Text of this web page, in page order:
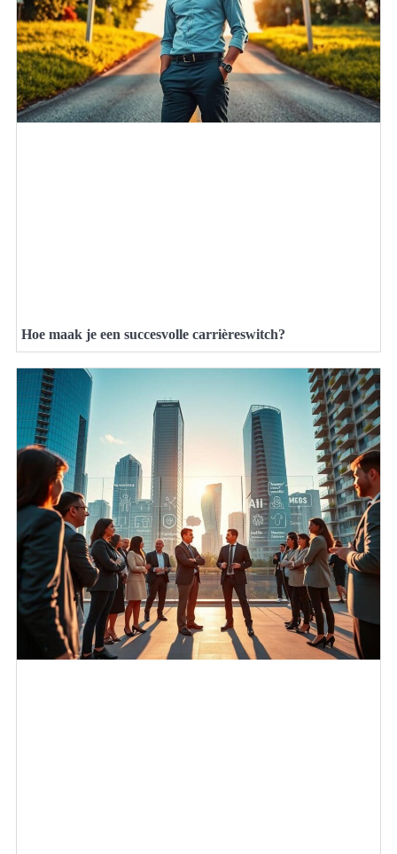
Hoe maak je een succesvolle carrièreswitch?